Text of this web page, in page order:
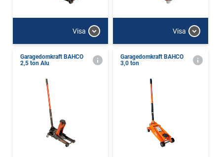
Visa Visa
Garagedomkraft BAHCO
2,5 ton Alu
Garagedomkraft BAHCO
3,0 ton